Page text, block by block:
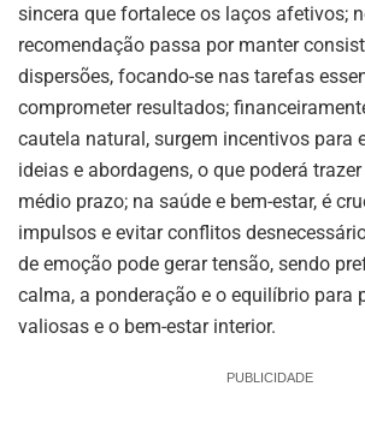
sincera que fortalece os laços afetivos;
recomendação passa por manter
dispersões, focando-se nas tarefas
comprometer resultados;
cautela natural, surgem incentivos para
ideias e abordagens, o que poderá
médio prazo; na saúde e bem-estar, é
impulsos e evitar conflitos
de emoção pode gerar tensão, sendo
calma, a ponderação e o equilíbrio para
valiosas e o bem-estar interior.
PUBLICIDADE